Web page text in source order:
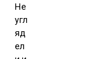
Не
угл
яд
ел